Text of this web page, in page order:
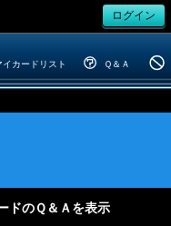
ログイン
イカードリスト Ｑ＆Ａ
ドのＱ＆Ａを表示